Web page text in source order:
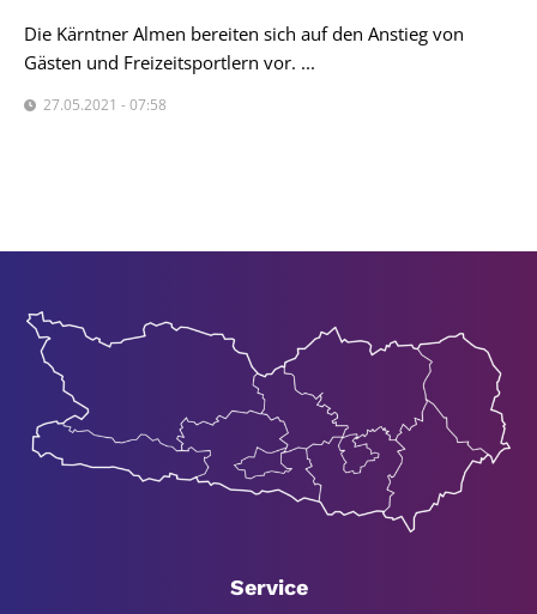
Die Kärntner Almen bereiten sich auf den Anstieg von
Gästen und Freizeitsportlern vor. ...
27.05.2021 - 07:58
Ser­vice